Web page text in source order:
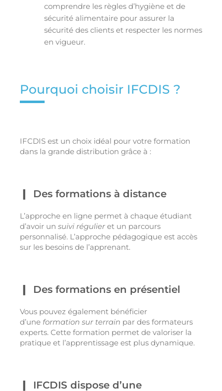
comprendre les règles d’hygiène et de
sécurité alimentaire pour assurer la
sécurité des clients et respecter les normes
en vigueur.
Pourquoi choisir IFCDIS ?
IFCDIS est un choix idéal pour votre formation
dans la grande distribution grâce à :
Des formations à distance
L’approche en ligne permet à chaque étudiant
d’avoir un suivi régulier et un parcours
personnalisé. L’approche pédagogique est accès
sur les besoins de l’apprenant.
Des formations en présentiel
Vous pouvez également bénéficier
d’une formation sur terrain par des formateurs
experts. Cette formation permet de valoriser la
pratique et l’apprentissage est plus dynamique.
IFCDIS dispose d’une